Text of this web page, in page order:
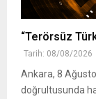
“Terörsüz
Tarih: 08/08/2026
Ankara, 8
doğrultusunda